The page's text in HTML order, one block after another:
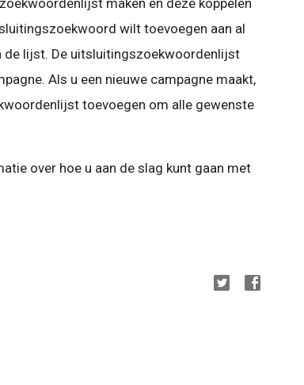
maken en deze koppelen
wilt toevoegen aan al
de lijst. De uitsluitingszoekwoordenlijst
Als u een nieuwe campagne maakt,
toevoegen om alle gewenste
over hoe u aan de slag kunt gaan met